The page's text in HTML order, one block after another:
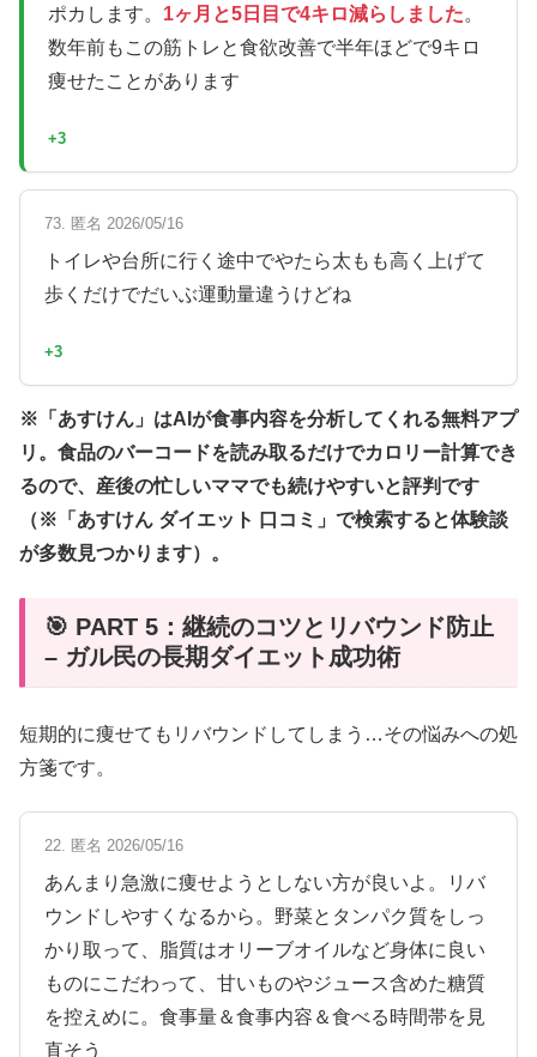
ポカします。 1ヶ月と5日目で4キロ減らしました。
数年前もこの筋トレと食欲改善で半年ほどで9キロ
痩せたことがあります
+3
73. 匿名 2026/05/16
トイレや台所に行く途中でやたら太もも高く上げて
歩くだけでだいぶ運動量違うけどね
+3
※「あすけん」はAIが食事内容を分析してくれる無料アプ
リ。食品のバーコードを読み取るだけでカロリー計算でき
るので、産後の忙しいママでも続けやすいと評判です
（※「あすけん ダイエット 口コミ」で検索すると体験談
が多数見つかります）。
🎯 PART 5：継続のコツとリバウンド防止
– ガル民の長期ダイエット成功術
短期的に痩せてもリバウンドしてしまう…その悩みへの処
方箋です。
22. 匿名 2026/05/16
あんまり急激に痩せようとしない方が良いよ。リバ
ウンドしやすくなるから。野菜とタンパク質をしっ
かり取って、脂質はオリーブオイルなど身体に良い
ものにこだわって、甘いものやジュース含めた糖質
を控えめに。食事量＆食事内容＆食べる時間帯を見
直そう